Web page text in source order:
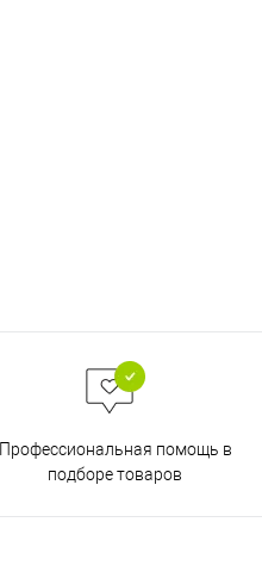
Профессиональная помощь в
подборе товаров